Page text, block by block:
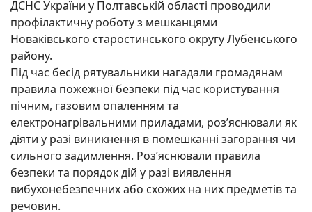
ДСНС України у Полтавській області проводили
профілактичну роботу з мешканцями
Новаківського старостинського округу Лубенського
району.
Під час бесід рятувальники нагадали громадянам
правила пожежної безпеки під час користування
пічним, газовим опаленням та
електронагрівальними приладами, роз’яснювали як
діяти у разі виникнення в помешканні загорання чи
сильного задимлення. Роз’яснювали правила
безпеки та порядок дій у разі виявлення
вибухонебезпечних або схожих на них предметів та
речовин.